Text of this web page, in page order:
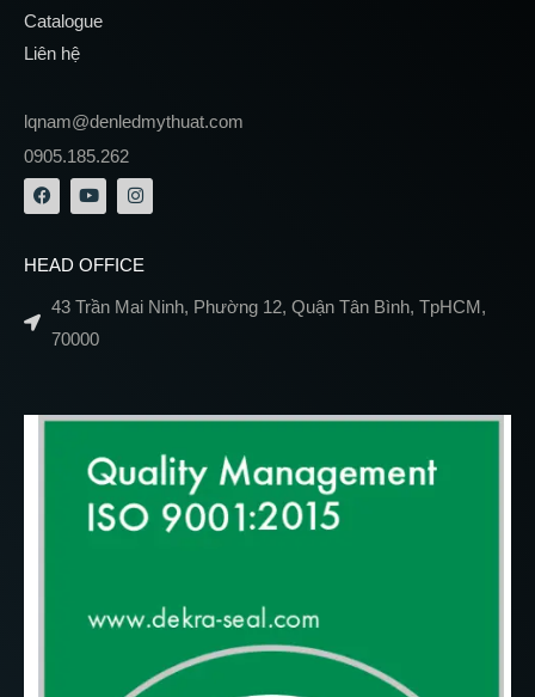
Catalogue
Liên hệ
lqnam@denledmythuat.com
0905.185.262
HEAD OFFICE
43 Trần Mai Ninh, Phường 12, Quận Tân Bình, TpHCM,
70000